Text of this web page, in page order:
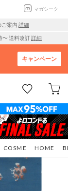
マガシーク
ご案内 詳細
〜 送料改訂詳細
キャンペーン
COSME HOME